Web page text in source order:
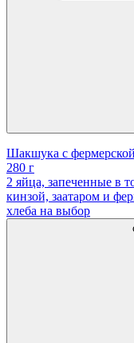
Шакшука с
280 г
2 яйца, запеченные в
кинзой, заатаром и
хлеба на выбор